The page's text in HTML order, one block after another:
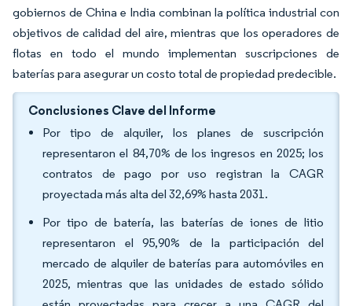
gobiernos de China e India combinan la política industrial con
objetivos de calidad del aire, mientras que los operadores de
flotas en todo el mundo implementan suscripciones de
baterías para asegurar un costo total de propiedad predecible.
Conclusiones Clave del Informe
Por tipo de alquiler, los planes de suscripción
representaron el 84,70% de los ingresos en 2025; los
contratos de pago por uso registran la CAGR
proyectada más alta del 32,69% hasta 2031.
Por tipo de batería, las baterías de iones de litio
representaron el 95,90% de la participación del
mercado de alquiler de baterías para automóviles en
2025, mientras que las unidades de estado sólido